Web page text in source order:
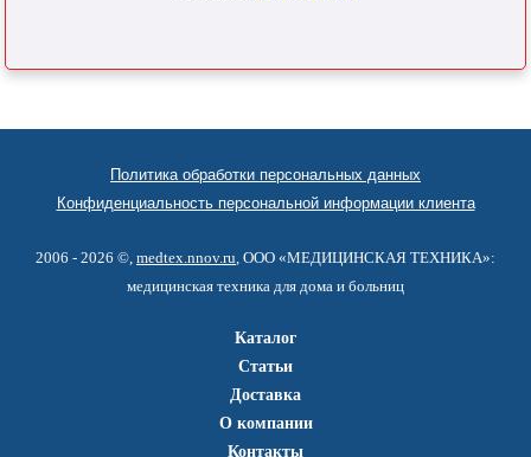
Политика обработки персональных данных
Конфиденциальность персональной информации клиента
2006 - 2026 ©, medtex.nnov.ru , ООО «МЕДИЦИНСКАЯ ТЕХНИКА»:
медицинская техника для дома и больниц
Каталог
Статьи
Доставка
О компании
Контакты